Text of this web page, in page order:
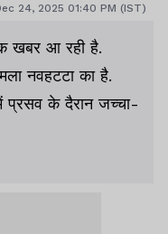
24, 2025 01:40 PM (IST)
खबर आ रही है.
नवहटटा का है.
प्रसव के दैरान जच्चा-